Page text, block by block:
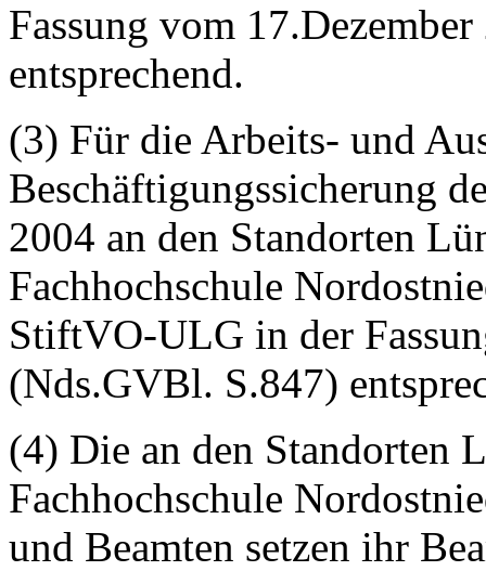
Fassung vom
entsprechend.
(3) Für die Arbeits- und
Beschäftigungssicherung
2004 an den Standorten
Fachhochschule
StiftVO-ULG in der
(Nds.GVBl. S.847)
(4) Die an den Standorten
Fachhochschule
und Beamten setzen ihr